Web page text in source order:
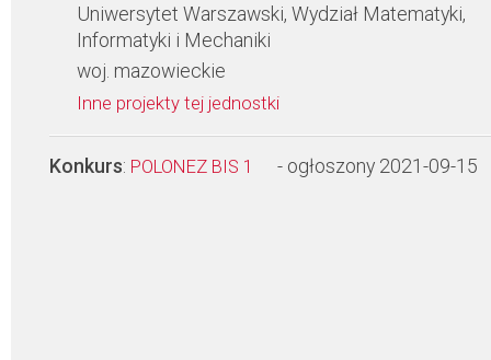
Uniwersytet Warszawski, Wydział Matematyki,
Informatyki i Mechaniki
woj. mazowieckie
Inne projekty tej jednostki
Konkurs: POLONEZ BIS 1 - ogłoszony 2021-09-15